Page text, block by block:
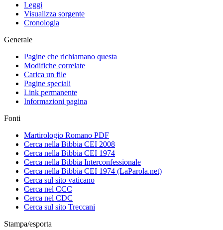
Leggi
Visualizza sorgente
Cronologia
Generale
Pagine che richiamano questa
Modifiche correlate
Carica un file
Pagine speciali
Link permanente
Informazioni pagina
Fonti
Martirologio Romano PDF
Cerca nella Bibbia CEI 2008
Cerca nella Bibbia CEI 1974
Cerca nella Bibbia Interconfessionale
Cerca nella Bibbia CEI 1974 (LaParola.net)
Cerca sul sito vaticano
Cerca nel CCC
Cerca nel CDC
Cerca sul sito Treccani
Stampa/esporta